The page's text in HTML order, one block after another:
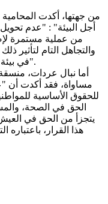
من جهتها، أكدت
أجل البيئة" : "عدم
من عملية مستمرة
والتجاهل التام
في بيئة صحية والحصول على الخدمات الأساسية".
أما نبال عردات،
للحقوق الأساسية
الحق في الصحة،
يتجزأ من الحق في
هذا القرار،